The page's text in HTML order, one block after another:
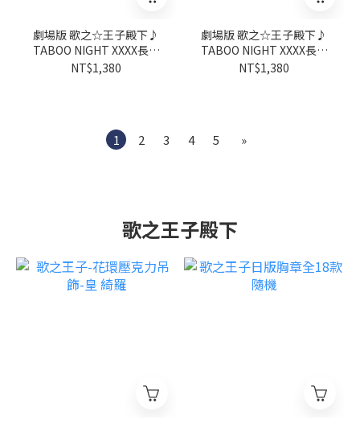
劇場版 歌之☆王子殿下♪
TABOO NIGHT XXXX長毛
巾-壽 嶺二
NT$1,380
劇場版 歌之☆王子殿下♪
TABOO NIGHT XXXX長毛
巾-黒崎蘭丸
NT$1,380
1 2 3 4 5 »
歌之王子殿下